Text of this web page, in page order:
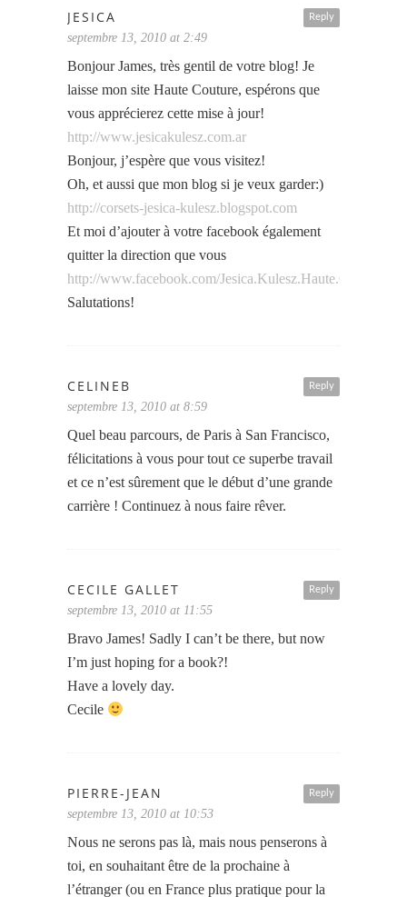
Reply
JESICA
septembre 13, 2010 at 2:49
Bonjour James, très gentil de votre blog! Je
laisse mon site Haute Couture, espérons que
vous apprécierez cette mise à jour!
http://www.jesicakulesz.com.ar
Bonjour, j’espère que vous visitez!
Oh, et aussi que mon blog si je veux garder:)
http://corsets-jesica-kulesz.blogspot.com
Et moi d’ajouter à votre facebook également
quitter la direction que vous
http://www.facebook.com/Jesica.Kulesz.Haute.Couture
Salutations!
Reply
CELINEB
septembre 13, 2010 at 8:59
Quel beau parcours, de Paris à San Francisco,
félicitations à vous pour tout ce superbe travail
et ce n’est sûrement que le début d’une grande
carrière ! Continuez à nous faire rêver.
Reply
CECILE GALLET
septembre 13, 2010 at 11:55
Bravo James! Sadly I can’t be there, but now
I’m just hoping for a book?!
Have a lovely day.
Cecile
Reply
PIERRE-JEAN
septembre 13, 2010 at 10:53
Nous ne serons pas là, mais nous penserons à
toi, en souhaitant être de la prochaine à
l’étranger (ou en France plus pratique pour la